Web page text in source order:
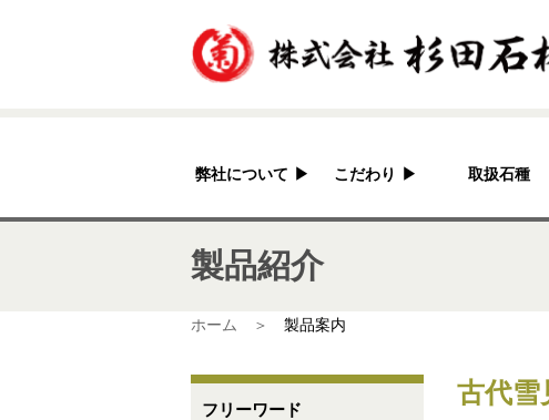
弊社について ▶
杉田石材店とは？
会社概要
こだわり ▶
加工へのこだわり
取扱石種
製品紹介
ホーム ＞ 製品案内
フリーワード
古代雪